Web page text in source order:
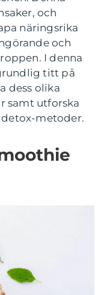
och
näringsrika
och
I denna
titt på
dess olika
samt utforska
detox-metoder.